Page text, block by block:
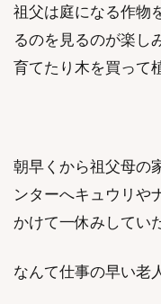
祖父は庭になる作物
るのを見るのが楽し
育てたり木を買って
朝早くから祖父母の
ンターへキュウリや
かけて一休みしてい
なんて仕事の早い老